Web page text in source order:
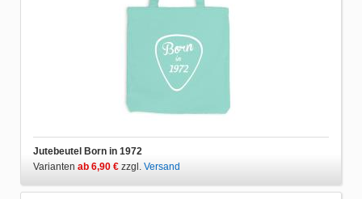
Jutebeutel Born in 1972
Varianten ab 6,90 € zzgl. Versand